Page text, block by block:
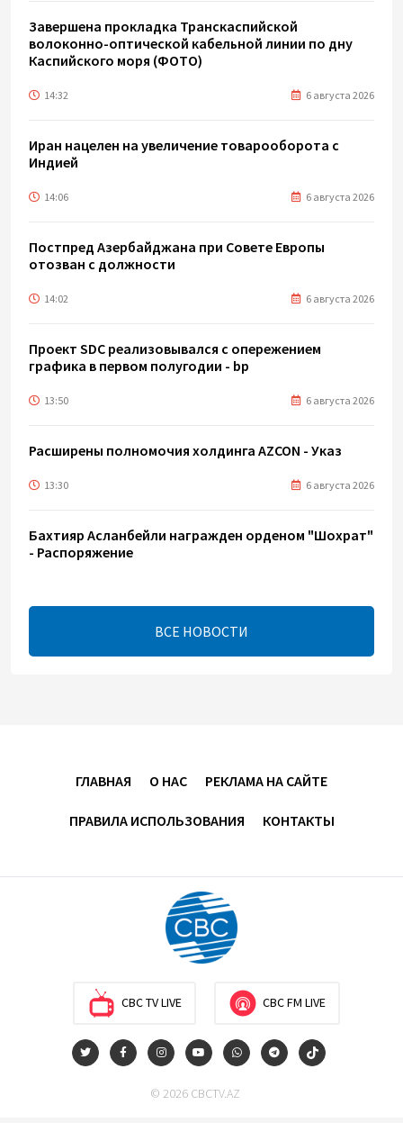
Завершена прокладка Транскаспийской
волоконно-оптической кабельной линии по дну
Каспийского моря (ФОТО)
14:32 6 августа 2026
Иран нацелен на увеличение товарооборота с
Индией
14:06 6 августа 2026
Постпред Азербайджана при Совете Европы
отозван с должности
14:02 6 августа 2026
Проект SDC реализовывался с опережением
графика в первом полугодии - bp
13:50 6 августа 2026
Расширены полномочия холдинга AZCON - Указ
13:30 6 августа 2026
Бахтияр Асланбейли награжден орденом "Шохрат"
- Распоряжение
bp о ходе строительства солнечной
электростанции "Шафаг"
6 августа 2026
Цены на азербайджанскую нефть изменились
Как Азербайджан и Казахстан превращают Каспий
в цифровой узел Евразии
ВСЕ НОВОСТИ
ГЛАВНАЯ О НАС РЕКЛАМА НА САЙТЕ
ПРАВИЛА ИСПОЛЬЗОВАНИЯ КОНТАКТЫ
CBC TV LIVE CBC FM LIVE
© 2026 CBCTV.AZ